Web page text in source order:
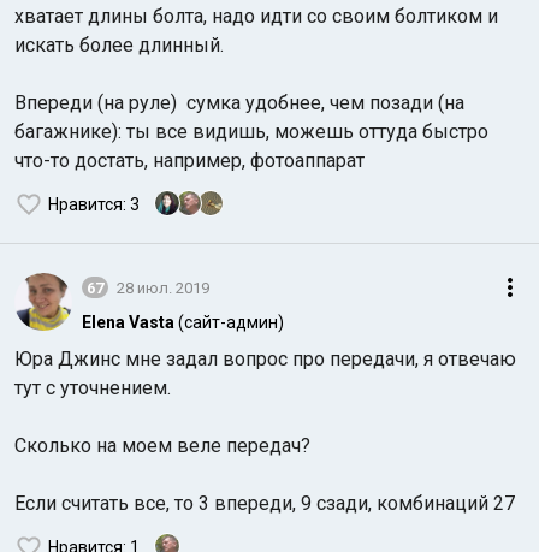
хватает длины болта, надо идти со своим болтиком и
искать более длинный.
Впереди (на руле) сумка удобнее, чем позади (на
багажнике): ты все видишь, можешь оттуда быстро
что-то достать, например, фотоаппарат
Нравится: 3
67 28 июл. 2019
Elena Vasta (сайт-админ)
Юра Джинс мне задал вопрос про передачи, я отвечаю
тут с уточнением.
Сколько на моем веле передач?
Если считать все, то 3 впереди, 9 сзади, комбинаций 27
Нравится: 1